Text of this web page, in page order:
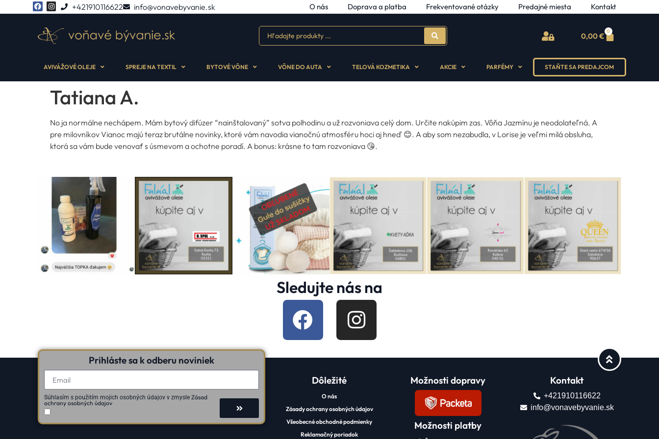
+421910116622 info@vonavebyvanie.sk O nás Doprava a platba Frekventované otázky Predajné miesta Kontakt
0,00€
0
AVIVÁŽOVÉ OLEJE SPREJE NA TEXTIL BYTOVÉ VÔNE VÔNE DO AUTA TELOVÁ KOZMETIKA AKCIE PARFÉMY STAŇTE SA PREDAJCOM
Tatiana A.
No ja normálne nechápem. Mám bytový difúzer “nainštalovaný” sotva polhodinu a už rozvoniava celý dom. Určite nakúpim zas. Vôňa Jazmínu je neodolateľná. A
pre milovníkov Vianoc majú teraz brutálne novinky, ktoré vám navodia vianočnú atmosféru hoci aj hneď 😊. A aby som nezabudla, v Lorise je veľmi milá obsluha,
ktorá sa vám bude venovať s úsmevom a ochotne poradí. A bonus: krásne to tam rozvoniava 😘.
Sledujte nás na
Prihláste sa k odberu noviniek
Súhlasím s použitím mojich osobných údajov v zmysleZásad
ochrany osobných údajov
Dôležité
O nás
Zásady ochrany osobných údajov
Všeobecné obchodné podmienky
Reklamačný poriadok
Možnosti dopravy
Možnosti platby
Kontakt
+421910116622
info@vonavebyvanie.sk